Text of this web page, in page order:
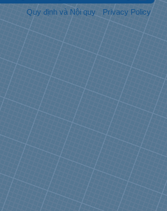
Quy định và Nội quy
Privacy Policy